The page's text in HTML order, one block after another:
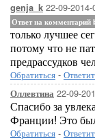
genja_k 22-09-
Ответ на комментарий
только лучшее
потому что не
предрассудков
Обратиться -
Оллевтина 22-09-
Спасибо за
Франции! Это
Обратиться -